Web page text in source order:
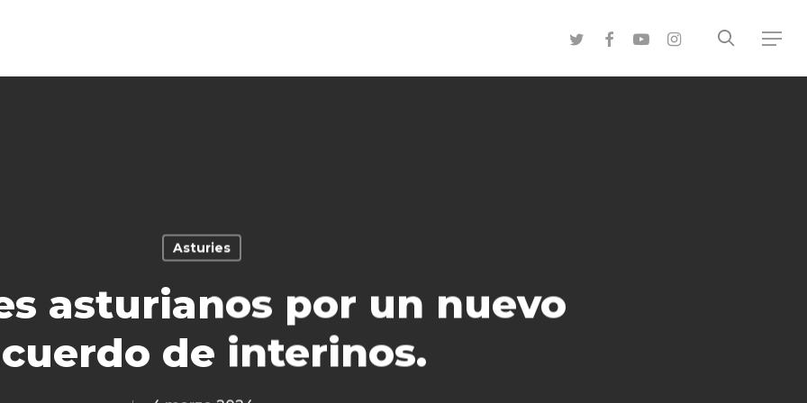
Menu
twitter facebookyoutubeinstagram search
Asturies
asturianos por un nuevo
de interinos.